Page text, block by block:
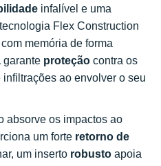
infalível e uma
Flex Construction
memória de forma
garante proteção contra os
ao envolver o seu
absorve os impactos ao
um forte retorno de
um inserto robusto apoia